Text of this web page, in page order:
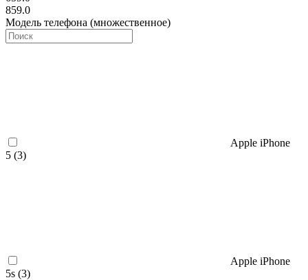
859.0
Модель телефона (множественное)
Apple iPhone
5 (3)
Apple iPhone
5s (3)